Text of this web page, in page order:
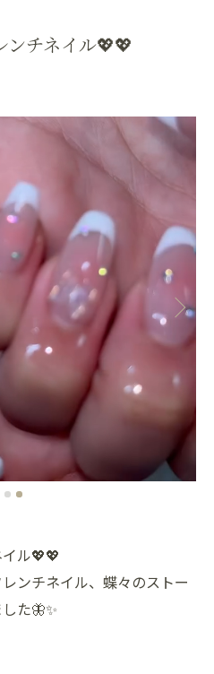
チネイル💖💖
ル💖💖
ンチネイル、蝶々のストー
た🦋✨